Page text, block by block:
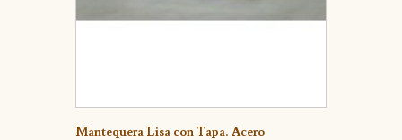
Detalle
Mantequera Lisa con Tapa. Acero